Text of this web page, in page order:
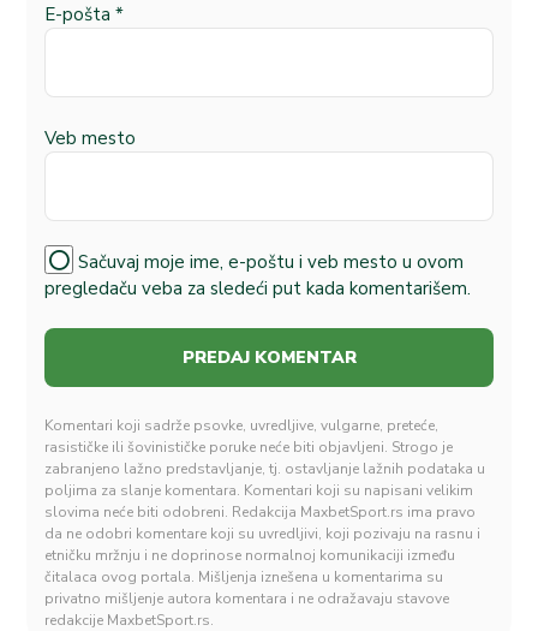
E-pošta *
Veb mesto
Sačuvaj moje ime, e-poštu i veb mesto u ovom
pregledaču veba za sledeći put kada komentarišem.
Komentari koji sadrže psovke, uvredljive, vulgarne, preteće,
rasističke ili šovinističke poruke neće biti objavljeni. Strogo je
zabranjeno lažno predstavljanje, tj. ostavljanje lažnih podataka u
poljima za slanje komentara. Komentari koji su napisani velikim
slovima neće biti odobreni. Redakcija MaxbetSport.rs ima pravo
da ne odobri komentare koji su uvredljivi, koji pozivaju na rasnu i
etničku mržnju i ne doprinose normalnoj komunikaciji između
čitalaca ovog portala. Mišljenja iznešena u komentarima su
privatno mišljenje autora komentara i ne odražavaju stavove
redakcije MaxbetSport.rs.